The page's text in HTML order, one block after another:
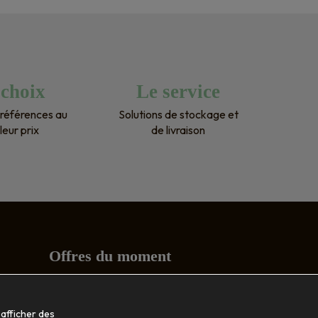
au
prix
Le service
Solutions de stockage et
de livraison
Offres du moment
des